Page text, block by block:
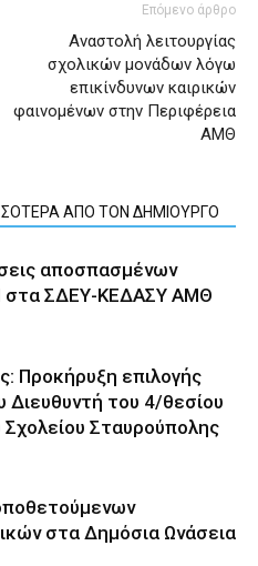
Επόμενο άρθρο
Αναστολή λειτουργίας
σχολικών μονάδων λόγω
επικίνδυνων καιρικών
φαινομένων στην Περιφέρεια
ΑΜΘ
ΑΠΟ ΤΟΝ ΔΗΜΙΟΥΡΓΟ
αποσπασμένων
στα ΣΔΕΥ-ΚΕΔΑΣΥ ΑΜΘ
Προκήρυξη επιλογής
Διευθυντή του 4/θεσίου
Σχολείου Σταυρούπολης
στα Δημόσια Ωνάσεια